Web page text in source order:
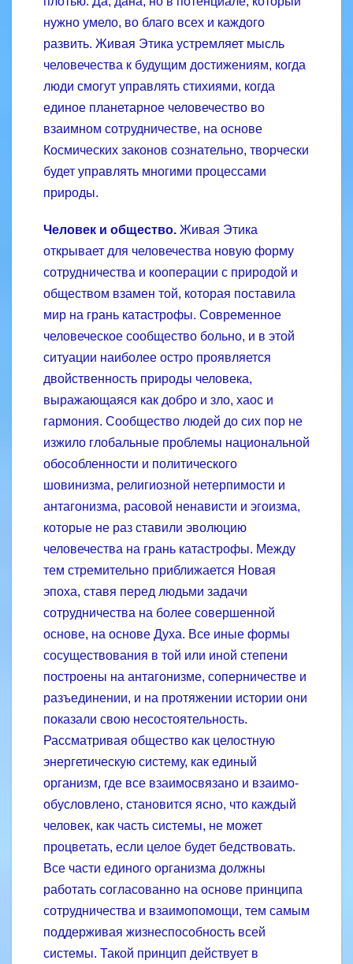
нужно умело, во благо всех и каждого
развить. Живая Этика устремляет мысль
человечества к будущим достижениям, когда
люди смогут управлять стихиями, когда
единое планетарное человечество во
взаимном сотрудничестве, на основе
Космических законов сознательно, творчески
будет управлять многими процессами
природы.
Человек и общество. Живая Этика
открывает для человечества новую форму
сотрудничества и кооперации с природой и
обществом взамен той, которая поставила
мир на грань катастрофы. Современное
человеческое сообщество больно, и в этой
ситуации наиболее остро проявляется
двойственность природы человека,
выражающаяся как добро и зло, хаос и
гармония. Сообщество людей до сих пор не
изжило глобальные проблемы национальной
обособленности и политического
шовинизма, религиозной нетерпимости и
антагонизма, расовой ненависти и эгоизма,
которые не раз ставили эволюцию
человечества на грань катастрофы. Между
тем стремительно приближается Новая
эпоха, ставя перед людьми задачи
сотрудничества на более совершенной
основе, на основе Духа. Все иные формы
сосуществования в той или иной степени
построены на антагонизме, соперничестве и
разъединении, и на протяжении истории они
показали свою несостоятельность.
Рассматривая общество как целостную
энергетическую систему, как единый
организм, где все взаимосвязано и взаимо­
обусловлено, становится ясно, что каждый
человек, как часть системы, не может
процветать, если целое будет бедствовать.
Все части единого организма должны
работать согласованно на основе принципа
сотрудничества и взаимопомощи, тем самым
поддерживая жизнеспособность всей
системы. Такой принцип действует в